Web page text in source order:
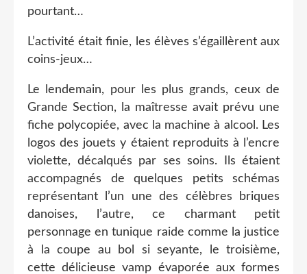
pourtant…
L’activité était finie, les élèves s’égaillèrent aux
coins-jeux…
Le lendemain, pour les plus grands, ceux de
Grande Section, la maîtresse avait prévu une
fiche polycopiée, avec la machine à alcool. Les
logos des jouets y étaient reproduits à l’encre
violette, décalqués par ses soins. Ils étaient
accompagnés de quelques petits schémas
représentant l’un une des célèbres briques
danoises, l’autre, ce charmant petit
personnage en tunique raide comme la justice
à la coupe au bol si seyante, le troisième,
cette délicieuse vamp évaporée aux formes